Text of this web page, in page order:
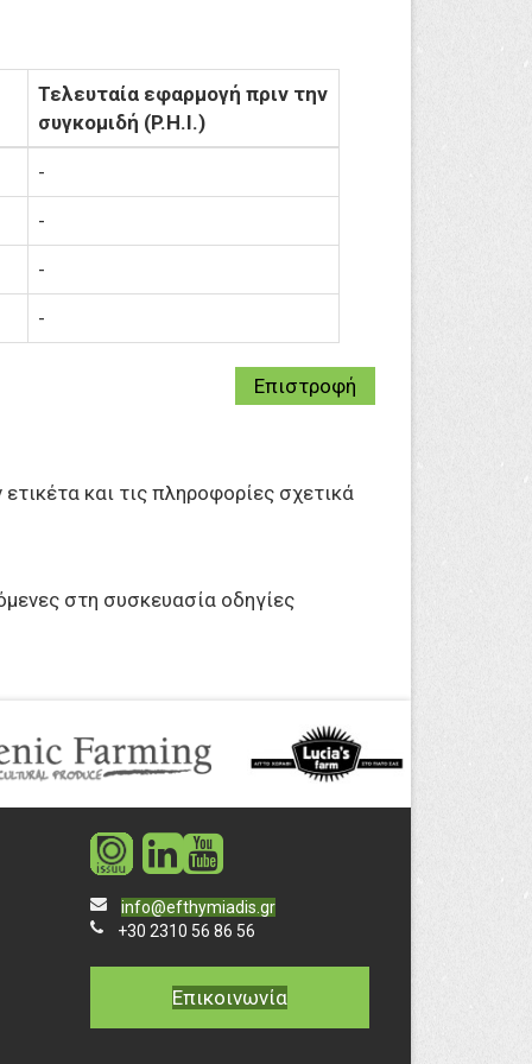
Τελευταία εφαρμογή πριν την
συγκομιδή (P.H.I.)
-
-
-
-
Επιστροφή
και τις πληροφορίες σχετικά
στη συσκευασία οδηγίες
social
social
info@efthymiadis.gr
+30 2310 56 86 56
Επικοινωνία